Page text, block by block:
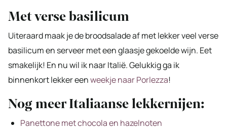
Met verse basilicum
Uiteraard maak je de broodsalade af met lekker veel verse
basilicum en serveer met een glaasje gekoelde wijn. Eet
smakelijk! En nu wil ik naar Italië. Gelukkig ga ik
binnenkort lekker eenweekje naar Porlezza!
Nog meer Italiaanse lekkernijen:
Panettone met chocola en hazelnoten